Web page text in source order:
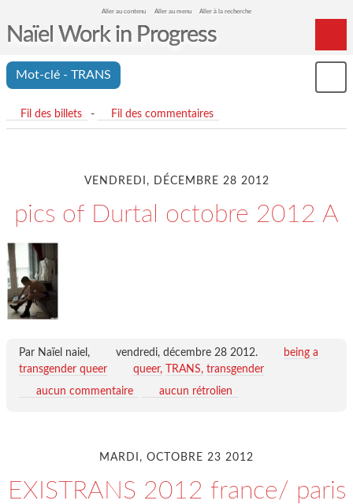
Aller au contenu Aller au menu Aller à la recherche
Naïel Work in Progress
Mot-clé - TRANS
Fil des billets - Fil des commentaires
VENDREDI, DÉCEMBRE 28 2012
pics of Durtal octobre 2012 A
Par Naïel naiel, vendredi, décembre 28 2012.
being a
transgender queer
queer TRANS transgender
aucun commentaire
aucun rétrolien
MARDI, OCTOBRE 23 2012
EXISTRANS 2012 france/ paris